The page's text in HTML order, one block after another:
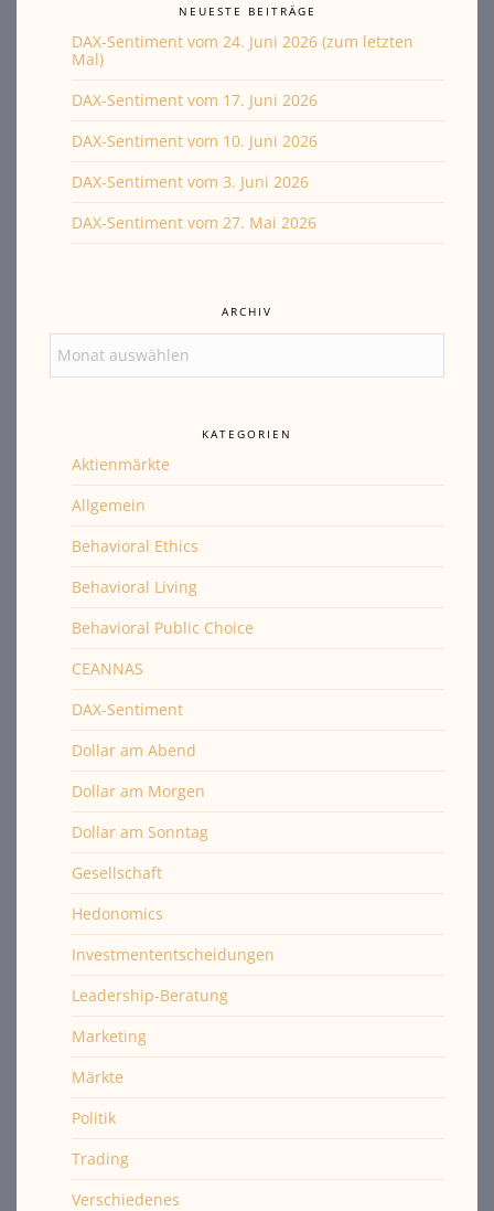
NEUESTE BEITRÄGE
DAX-Sentiment vom 24. Juni 2026 (zum letzten
Mal)
DAX-Sentiment vom 17. Juni 2026
DAX-Sentiment vom 10. Juni 2026
DAX-Sentiment vom 3. Juni 2026
DAX-Sentiment vom 27. Mai 2026
ARCHIV
KATEGORIEN
Aktienmärkte
Allgemein
Behavioral Ethics
Behavioral Living
Behavioral Public Choice
CEANNAS
DAX-Sentiment
Dollar am Abend
Dollar am Morgen
Dollar am Sonntag
Gesellschaft
Hedonomics
Investmententscheidungen
Leadership-Beratung
Marketing
Märkte
Politik
Trading
Verschiedenes